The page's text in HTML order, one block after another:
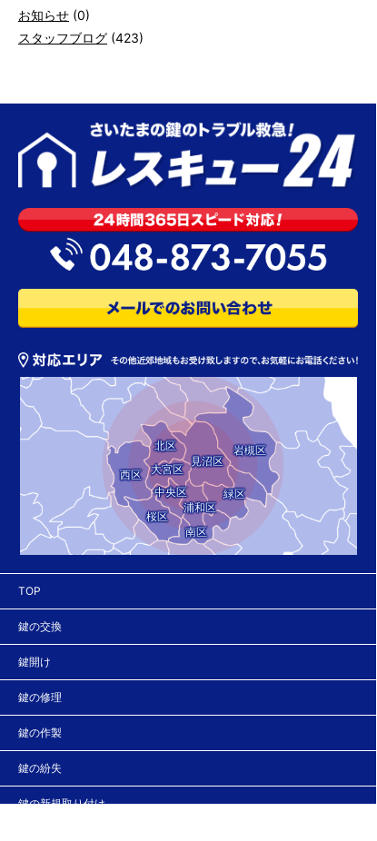
お知らせ (0)
スタッフブログ (423)
西区
北区
大宮区
中央区
桜区
見沼区
岩槻区
緑区
浦和区
南区
TOP
鍵の交換
鍵開け
鍵の修理
鍵の作製
鍵の紛失
鍵の新規取り付け